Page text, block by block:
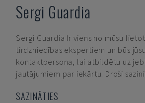
Sergi Guardia
Sergi Guardia Ir viens no mūsu
tirdzniecības ekspertiem un būs
kontaktpersona, lai atbildētu uz
jautājumiem par iekārtu. Droši
SAZINĀTIES